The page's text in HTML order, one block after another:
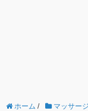
ホーム / マッサージ